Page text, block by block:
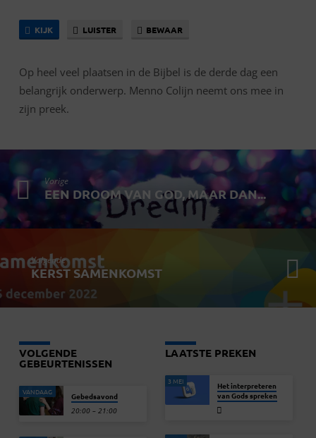
KIJK LUISTER BEWAAR
Op heel veel plaatsen in de Bijbel is de derde dag een
belangrijk onderwerp. Menno Colijn neemt ons mee in
zijn preek.
Vorige
EEN DROOM VAN GOD, MAAR DAN...
Volgende
KERST SAMENKOMST
VOLGENDE
GEBEURTENISSEN
VANDAAG Gebedsavond
20:00 – 21:00
LAATSTE PREKEN
3 MEI
Het interpreteren
van Gods spreken